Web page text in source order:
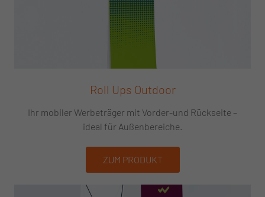
Roll Ups Outdoor
Ihr mobiler Werbeträger mit Vorder-und Rückseite –
ideal für Außenbereiche.
ZUM PRODUKT